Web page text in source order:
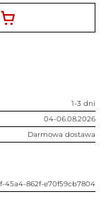
1-3 dni
04-06.08.2026
Darmowa dostawa
45a4-862f-e70f59cb7804